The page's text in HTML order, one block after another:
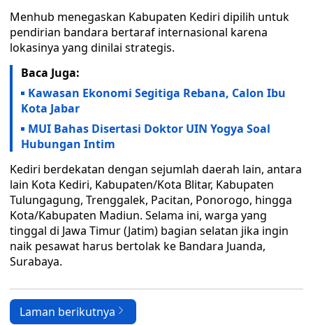
Menhub menegaskan Kabupaten Kediri dipilih untuk
pendirian bandara bertaraf internasional karena
lokasinya yang dinilai strategis.
Baca Juga:
Kawasan Ekonomi Segitiga Rebana, Calon Ibu
Kota Jabar
MUI Bahas Disertasi Doktor UIN Yogya Soal
Hubungan Intim
Kediri berdekatan dengan sejumlah daerah lain, antara
lain Kota Kediri, Kabupaten/Kota Blitar, Kabupaten
Tulungagung, Trenggalek, Pacitan, Ponorogo, hingga
Kota/Kabupaten Madiun. Selama ini, warga yang
tinggal di Jawa Timur (Jatim) bagian selatan jika ingin
naik pesawat harus bertolak ke Bandara Juanda,
Surabaya.
Laman berikutnya